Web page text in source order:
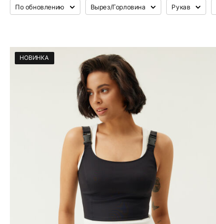
По обновлению Вырез/Горловина Рукав
НОВИНКА